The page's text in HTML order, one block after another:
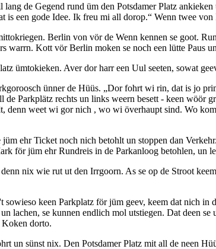
de Gegend rund üm den Potsdamer Platz
is een gode Idee. Ik freu mi all dorop.
Wenn twee
Berlin von vör de Wenn kennen se goot.
warrn. Kott vör Berlin moken se noch een lütte Paus
ümtokieken. Aver dor harr een Uul seeten, sowat
ünner de Hüüs.
Dor fohrt wi rin, dat is jo
Parkplätz rechts un links weern besett - keen
denn weet wi gor nich , wo wi överhaupt sind. Wo
ehr Ticket noch nich betohlt un stoppen dan
för jüm ehr Rundreis in de Parkanloog betohlen, un
nix wie rut ut den Irrgoorn. As se op de Stroot
keen Parkplatz för jüm geev, keem dat nich
lachen, se kunnen endlich mol utstiegen. Dat deen
Koken dorto.
un sünst nix. Den Potsdamer Platz mit all de neen